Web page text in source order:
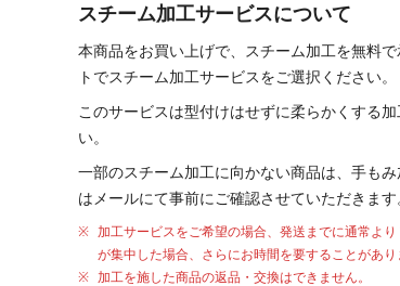
スチーム加工サービスについて
本商品をお買い上げで、スチーム加工を無料
トでスチーム加工サービスをご選択ください。
このサービスは型付けはせずに柔らかくする
い。
一部のスチーム加工に向かない商品は、手も
はメールにて事前にご確認させていただきます
加工サービスをご希望の場合、発送までに通常より
が集中した場合、さらにお時間を要することがあり
加工を施した商品の返品・交換はできません。